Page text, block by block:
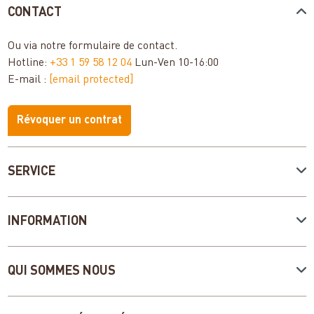
SERVICE
INFORMATION
QUI SOMMES NOUS
CONTACT
Ou via notreformulaire de contact.
Hotline: +33 1 59 58 12 04 Lun-Ven 10-16:00
E-mail :
[email protected]
Révoquer un contrat